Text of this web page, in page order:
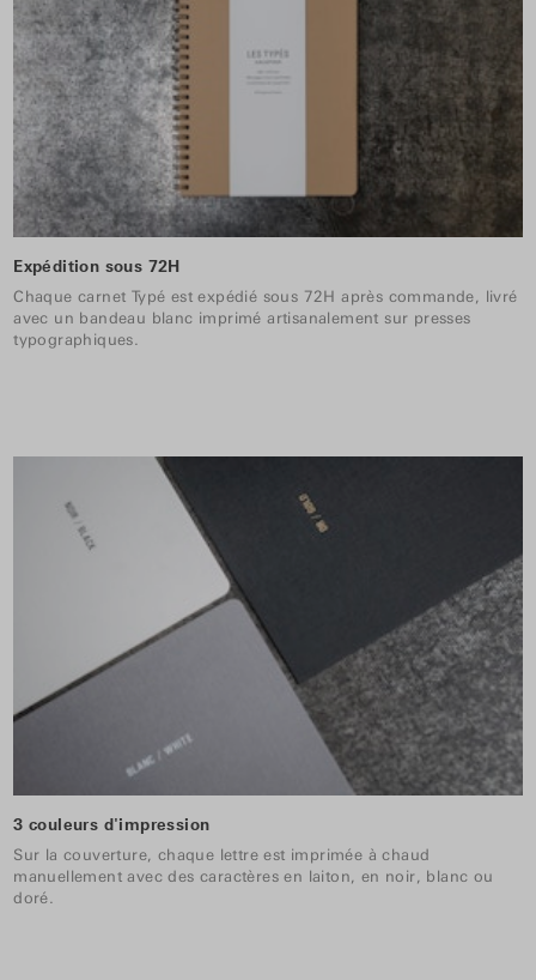
Expédition sous 72H
Chaque carnet Typé est expédié sous 72H après commande, livré
avec un bandeau blanc imprimé artisanalement sur presses
typographiques.
3 couleurs d'impression
Sur la couverture, chaque lettre est imprimée à chaud
manuellement avec des caractères en laiton, en noir, blanc ou
doré.